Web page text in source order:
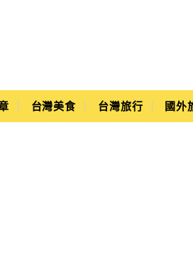
台灣美食 台灣旅行 國外